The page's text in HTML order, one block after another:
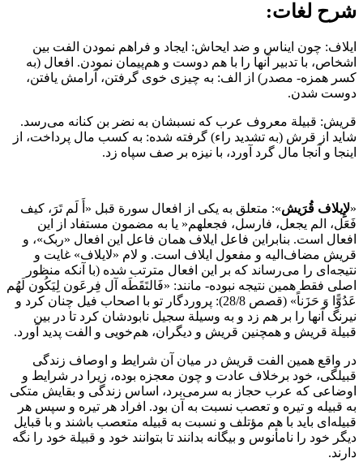
شرح‌ لغات‌:
ایلاف‌: چون‌ ایناس‌ و ضد ایحاش‌: ایجاد و فراهم‌ نمودن‌ الفت‌ ‌بین‌
اشخاص‌، ‌با‌ تدبیر آنها ‌را‌ ‌با‌ ‌هم‌ دوست‌ و هم‌پیمان‌ نمودن‌. افعال‌ (به
کسر همزه‌‌-‌ مصدر) ‌از‌ الف‌: ‌به‌ چیزی‌ خوی‌ گرفتن‌، آرامش‌ یافتن‌،
دوست‌ شدن‌.
قریش‌: قبیلة معروف‌ عرب‌ ‌که‌ نسبشان‌ ‌به‌ نضر ‌بن‌ کنانه‌ می‌رسد.
شاید ‌از‌ قرش‌ (‌به‌ تشدید راء) گرفته‌ ‌شده‌: ‌به‌ کسب‌ مال‌ پرداخت‌، ‌از‌
اینجا و آنجا مال‌ گرد آورد، ‌با‌ نیزه‌ ‌بر‌ صف‌ سپاه‌ زد.
«لإِیلاف‌ قُرَیش‌»: متعلق‌ ‌به‌ یکی‌ ‌از‌ افعال‌ سورة قبل‌‌‌ «أَ لَم‌ تَرَ، کیف‌
فَعَل‌، الم‌ یجعل‌، فارسل‌، فجعلهم‌‌«‌ یا ‌به‌ مضمون‌ مستفاد ‌از‌ ‌این
افعال‌ است. بنابراین فاعل‌ ایلاف‌ همان‌ فاعل‌ ‌این افعال‌ «ربک‌»، و
قریش‌ مضاف‌الیه‌ و مفعول‌ ایلاف‌ ‌است‌. و لام‌ «لایلاف»‌ غایت‌ و
نتیجه‌ای‌ ‌را‌ می‌رساند ‌که‌ ‌بر‌ ‌این افعال‌ مترتب‌ ‌شده‌ (‌با‌ آنکه‌ منظور
اصلی‌ فقط همین‌ نتیجه‌ نبوده‌‌-‌ مانند: «فَالتَقَطَه‌ آل‌ فِرعَون‌ لِیَکُون‌ لَهُم‌
عَدُوًّا وَ حَزَناً» (قصص 28/8): پروردگار تو ‌با‌ اصحاب‌ فیل‌ چنان‌ کرد و
نیرنگ‌ آنها ‌را‌ ‌بر‌ ‌هم‌ زد و به وسیلة سجیل‌ نابودشان‌ کرد ‌تا‌ ‌در‌ ‌بین‌
قبیلة قریش‌ و همچنین‌ قریش‌ و دیگران‌، هم‌خویی‌ و الفت‌ پدید آورد.
‌در‌ واقع‌ همین‌ الفت‌ قریش‌ ‌در‌ میان‌ ‌آن‌ شرایط و اوصاف‌ زندگی‌
قبیلگی‌، ‌خود‌ ‌بر‌خلاف‌ عادت‌ و چون‌ معجزه‌ بوده‌، زیرا ‌در‌ شرایط و
اوضاعی‌ ‌که‌ عرب‌ حجاز به سرمی‌برد، اساس‌ زندگی‌ و بقایش‌ متکی‌
‌به‌ قبیله‌ و تیره‌ و تعصب‌ نسبت‌ ‌به‌ ‌آن‌ ‌بود‌. افراد ‌هر‌ تیره‌ و سپس‌ ‌هر‌
قبیله‌ای‌ باید ‌با‌ ‌هم‌ مؤتلف‌ و نسبت‌ ‌به‌ قبیله‌ متعصب‌ باشند و ‌با‌ قبایل
دیگر ‌خود‌ ‌را‌ نامأنوس‌ و بیگانه‌ بدانند ‌تا‌ بتوانند ‌خود‌ و قبیلة ‌خود‌ ‌را‌ نگه‌
دارند.